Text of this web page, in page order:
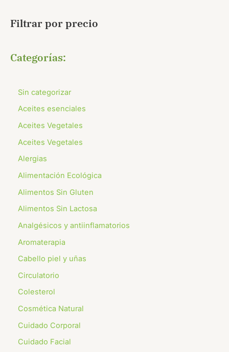
Filtrar por precio
Categorías:
Sin categorizar
Aceites esenciales
Aceites Vegetales
Aceites Vegetales
Alergias
Alimentación Ecológica
Alimentos Sin Gluten
Alimentos Sin Lactosa
Analgésicos y antiinflamatorios
Aromaterapia
Cabello piel y uñas
Circulatorio
Colesterol
Cosmética Natural
Cuidado Corporal
Cuidado Facial